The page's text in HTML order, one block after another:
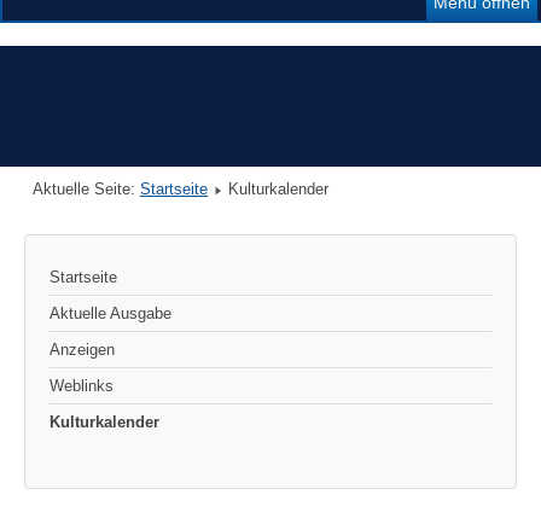
Aktuelle Seite: Startseite Kulturkalender
Startseite
Aktuelle Ausgabe
Anzeigen
Weblinks
Kulturkalender